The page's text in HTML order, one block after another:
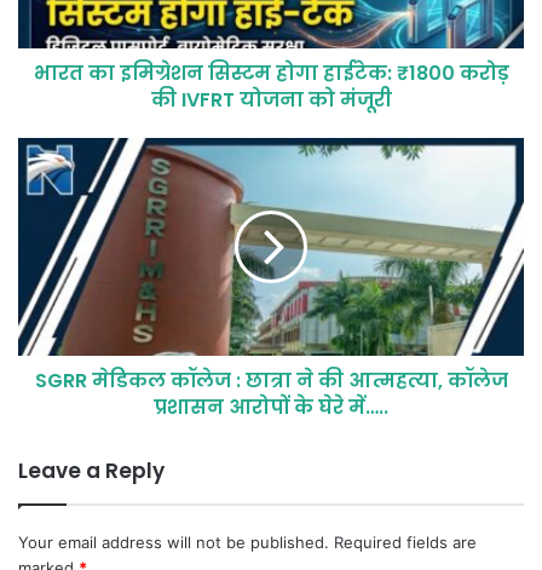
भारत का इमिग्रेशन सिस्टम होगा हाईटेक: ₹1800 करोड़
की IVFRT योजना को मंजूरी
SGRR मेडिकल कॉलेज : छात्रा ने की आत्महत्या, कॉलेज
प्रशासन आरोपों के घेरे में…..
Leave a Reply
Your email address will not be published. Required fields are